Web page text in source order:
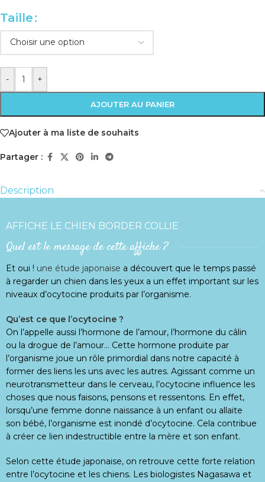
Taille
- +
AJOUTER AU PANIER
Ajouter à ma liste de souhaits
Partager :
Description
AFFICHE LE CHIEN BORDER COLLIE
Quel est le message de cette affiche ?
Et oui ! une étude japonaise a découvert que le temps passé
à regarder un chien dans les yeux a un effet important sur les
niveaux d’ocytocine produits par l’organisme.
Qu’est ce que l’ocytocine ?
On l’appelle aussi l’hormone de l’amour, l’hormone du câlin
ou la drogue de l’amour… Cette hormone produite par
l’organisme joue un rôle primordial dans notre capacité à
former des liens les uns avec les autres. Agissant comme un
neurotransmetteur dans le cerveau, l’ocytocine influence les
choses que nous faisons, pensons et ressentons. En effet,
lorsqu’une femme donne naissance à un enfant ou allaite
son bébé, l’organisme est inondé d’ocytocine. Cela contribue
à créer ce lien indestructible entre la mère et son enfant.
Selon cette étude japonaise, on retrouve cette forte relation
entre l’ocytocine et les chiens. Les biologistes Nagasawa et